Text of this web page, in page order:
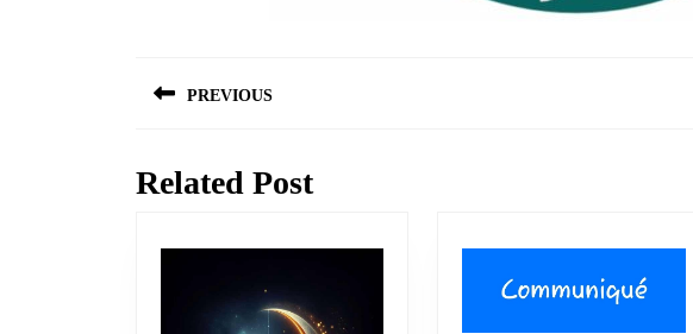
l’article
PREVIOUS
Related Post